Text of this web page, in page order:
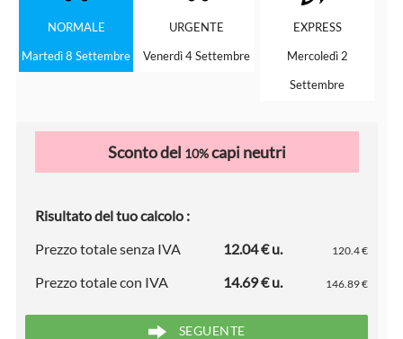
NORMALE
Martedì 8 Settembre
URGENTE
Venerdì 4 Settembre
EXPRESS
Mercoledì 2
Settembre
Sconto del 10%capi neutri
Risultato del tuo calcolo :
Prezzo totale senza IVA
12.04 € u. 120.4 €
Prezzo totale con IVA 14.69 € u. 146.89 €
SEGUENTE